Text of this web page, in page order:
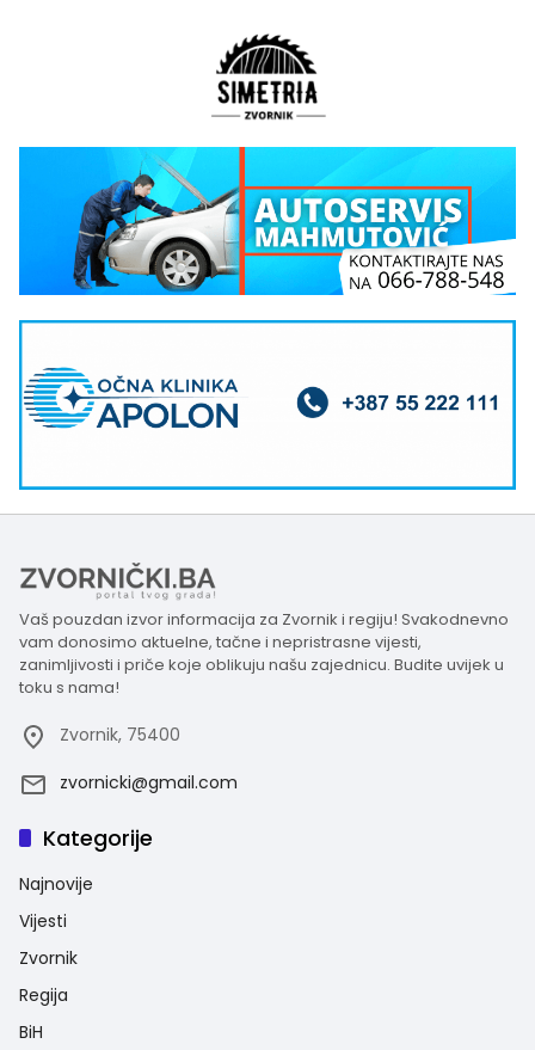
Vaš pouzdan izvor informacija za Zvornik i regiju! Svakodnevno
vam donosimo aktuelne, tačne i nepristrasne vijesti,
zanimljivosti i priče koje oblikuju našu zajednicu. Budite uvijek u
toku s nama!
Zvornik, 75400
zvornicki@gmail.com
Kategorije
Najnovije
Vijesti
Zvornik
Regija
BiH